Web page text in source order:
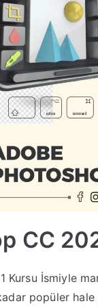
CC
Kursu İsmiyle
popüler